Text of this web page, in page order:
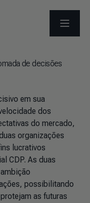
ABRIR
de decisões
em sua
dos
do mercado,
organizações
lucrativos
CDP. As duas
possibilitando
as futuras